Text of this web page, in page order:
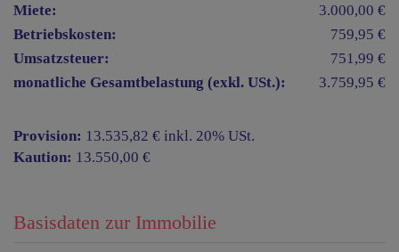
Miete:
3.000,00 €
Betriebskosten:
759,95 €
Umsatzsteuer:
751,99 €
monatliche Gesamtbelastung (exkl. USt.):
3.759,95 €
Provision: 13.535,82 € inkl. 20% USt.
Kaution: 13.550,00 €
Basisdaten zur Immobilie